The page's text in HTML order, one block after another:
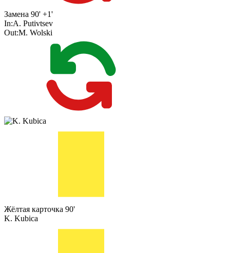
Замена 90' +1'
In:A. Putivtsev
Out:M. Wolski
Жёлтая карточка 90'
K. Kubica